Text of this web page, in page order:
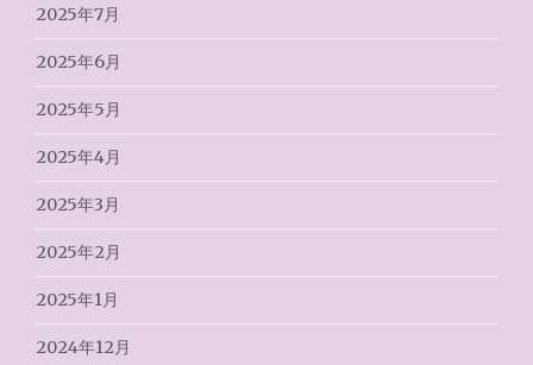
2025年7月
2025年6月
2025年5月
2025年4月
2025年3月
2025年2月
2025年1月
2024年12月